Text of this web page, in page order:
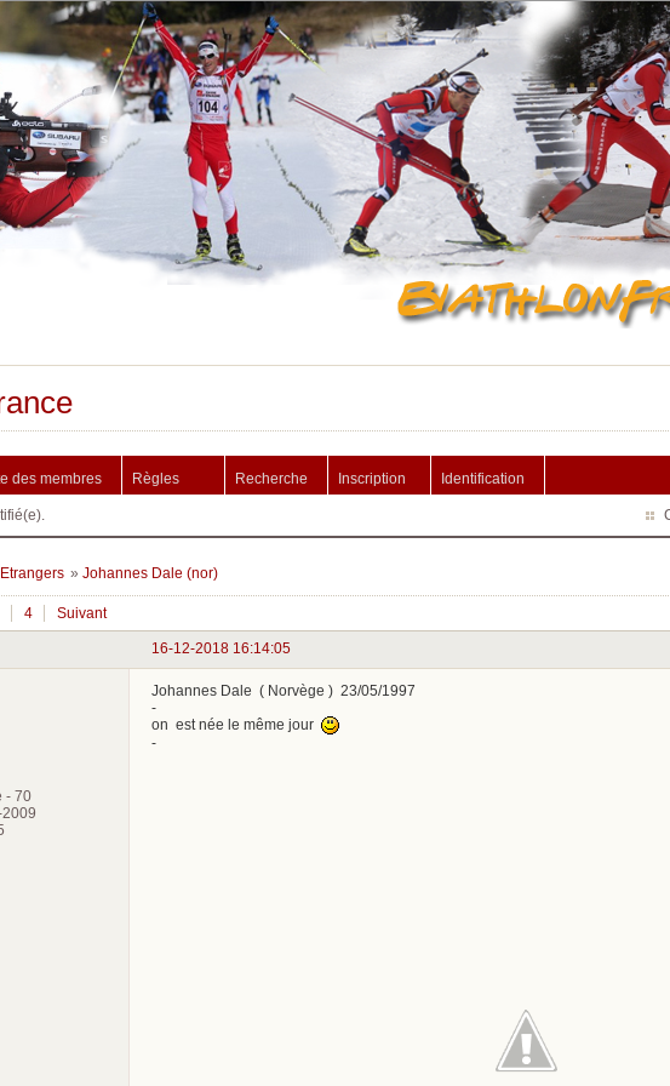
des membres Règles Recherche Inscription Identification
» Johannes Dale (nor)
4 Suivant
16-12-2018 16:14:05
- 70
2009
Johannes Dale ( Norvège ) 23/05/1997
-
on est née le même jour
-